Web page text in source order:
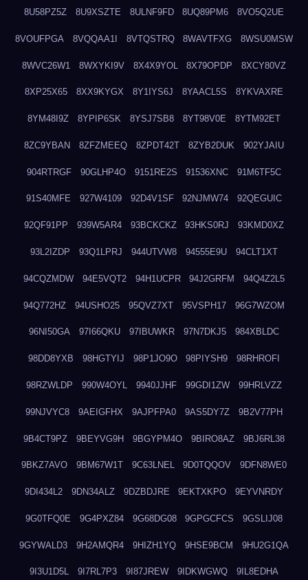
8U58PZ5Z 8U9XSZTE 8ULNF9FD 8UQ89PM6 8VO5Q2UE
8VOUFPGA 8VQQAA1I 8VTQSTRQ 8WAVTFXG 8WSU0MSW
8WVC26W1 8WXYKI9V 8X4X9YOL 8X79OPDP 8XCY80VZ
8XP25X65 8XX9KYGX 8Y1IYS6J 8YAACL5S 8YKVAXRE
8YM48I9Z 8YPIP6SK 8YSJ7SB8 8YT98V0E 8YTM92ET
8ZC9YBAN 8ZFZMEEQ 8ZPDT42T 8ZYB2DUK 902YJAIU
904RTRGF 90GLHP4O 9151RE2S 91536XNC 91M6TF5C
91S40MFE 927W4109 92D4V1SF 92NJMW74 92QEGUIC
92QF91PP 939W5AR4 93BCKCKZ 93HKS0RJ 93KMD0XZ
93L2IZDP 93Q1LPRJ 944UTVW8 94555E9U 94CLT1XT
94CQZMDW 94E5VQT2 94H1UCPR 94J2GRFM 94Q4Z2L5
94Q772HZ 94USHO25 95QVZ7XT 95VSPH17 96G7WZOM
96NI50GA 97I66QKU 97IBUWKR 97N7DKJ5 984XBLDC
98DD8YXB 98HGTYIJ 98P1JO9O 98PIYSH9 98RHROFI
98RZWLDP 990W4OYL 9940JJHF 99GDI1ZW 99HRLVZZ
99NJVYC8 9AEIGFHX 9AJPFPA0 9AS5DY7Z 9B2V77PH
9B4CT9PZ 9BEYVG9H 9BGYPM4O 9BIRO8AZ 9BJ6RL38
9BKZ7AVO 9BM67W1T 9C63LNEL 9D0TQQOV 9DFN8WE0
9DI434L2 9DN34ALZ 9DZBDJRE 9EKTXKPO 9EYVNRDY
9G0TFQ0E 9G4PXZ84 9G68DG08 9GPGCFCS 9GSLIJ08
9GYWALD3 9H2AMQR4 9HIZH1YQ 9HSE9BCM 9HU2G1QA
9I3U1D5L 9I7RL7P3 9I87JREW 9IDKWGWQ 9IL8EDHA